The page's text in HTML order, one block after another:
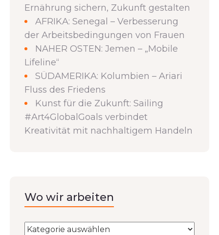
Ernährung sichern, Zukunft gestalten
AFRIKA: Senegal – Verbesserung
der Arbeitsbedingungen von Frauen
NAHER OSTEN: Jemen – „Mobile
Lifeline“
SÜDAMERIKA: Kolumbien – Ariari
Fluss des Friedens
Kunst für die Zukunft: Sailing
#Art4GlobalGoals verbindet
Kreativität mit nachhaltigem Handeln
Wo wir arbeiten